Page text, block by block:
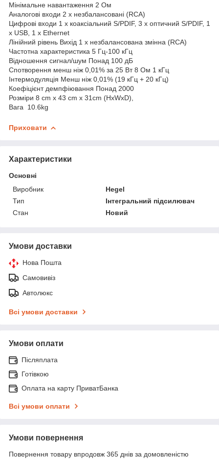
Мінімальне навантаження 2 Ом
Аналогові входи 2 x незбалансовані (RCA)
Цифрові входи 1 x коаксіальний S/PDIF, 3 x оптичний S/PDIF, 1
x USB, 1 x Ethernet
Лінійний рівень Вихід 1 x незбалансована змінна (RCA)
Частотна характеристика 5 Гц-100 кГц
Відношення сигнал/шум Понад 100 дБ
Спотворення менш ніж 0,01% за 25 Вт 8 Ом 1 кГц
Інтермодуляція Менш ніж 0,01% (19 кГц + 20 кГц)
Коефіцієнт демпфіювання Понад 2000
Розміри 8 cm x 43 cm x 31cm (HxWxD),
Вага 10.6kg
Приховати
Характеристики
Основні
Виробник
Hegel
Тип
Інтегральний підсилювач
Стан
Новий
Умови доставки
Нова Пошта
Самовивіз
Автолюкс
Всі умови доставки
Умови оплати
Післяплата
Готівкою
Оплата на карту ПриватБанка
Всі умови оплати
Умови повернення
Повернення товару впродовж 365 днів за домовленістю